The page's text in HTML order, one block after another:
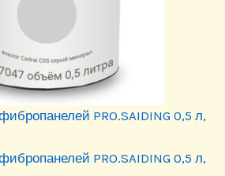
PRO.SAIDING 0,5 л,
PRO.SAIDING 0,5 л,